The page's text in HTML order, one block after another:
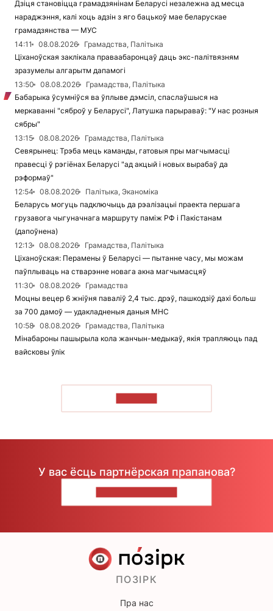
Дзіця становіцца грамадзянінам Беларусі незалежна ад месца
нараджэння, калі хоць адзін з яго бацькоў мае беларускае
грамадзянства — МУС
14:11
08.08.2026
Грамадства, Палітыка
Ціханоўская заклікала праваабаронцаў даць экс-палітвязням
зразумелы алгарытм дапамогі
13:50
08.08.2026
Грамадства, Палітыка
Бабарыка ўсумніўся ва ўплыве дэмсіл, спаслаўшыся на
меркаванні "сяброў у Беларусі", Латушка парыраваў: "У нас розныя
сябры"
13:15
08.08.2026
Грамадства, Палітыка
Севярынец: Трэба мець каманды, гатовыя пры магчымасці
правесці ў рэгіёнах Беларусі "ад акцый і новых вырабаў да
рэформаў"
12:54
08.08.2026
Палітыка, Эканоміка
Беларусь могуць падключыць да рэалізацыі праекта першага
грузавога чыгуначнага маршруту паміж РФ і Пакістанам
(дапоўнена)
12:13
08.08.2026
Грамадства, Палітыка
Ціханоўская: Перамены ў Беларусі — пытанне часу, мы можам
паўплываць на стварэнне новага акна магчымасцяў
11:30
08.08.2026
Грамадства
Моцны вецер 6 жніўня паваліў 2,4 тыс. дрэў, пашкодзіў дахі больш
за 700 дамоў — удакладненыя даныя МНС
10:58
08.08.2026
Грамадства, Палітыка
Мінабароны пашырыла кола жанчын-медыкаў, якія трапляюць пад
вайсковы ўлік
У вас ёсць партнёрская прапанова?
ПОЗІРК
Пра нас